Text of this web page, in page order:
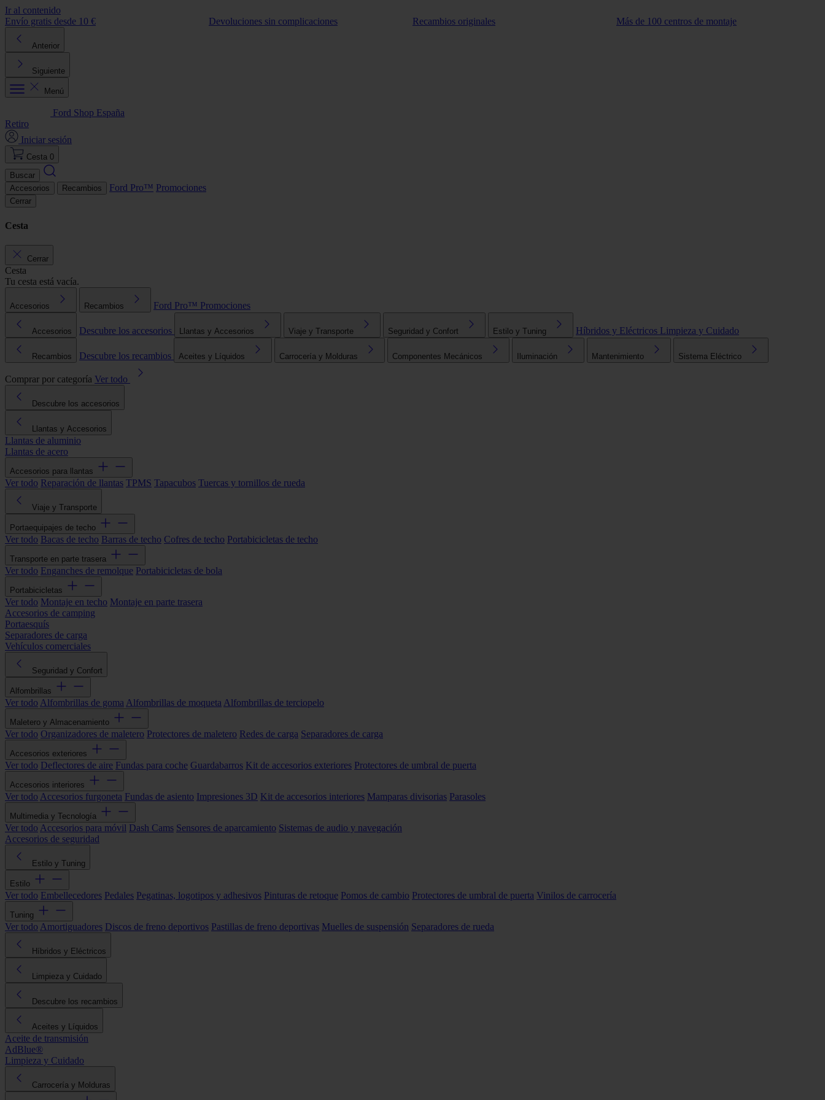
Ir al contenido
Envío gratis desde 10 €
Devoluciones sin complicaciones Recambios originales Más de 100 centros de montaje
Anterior
Siguiente
Menú
Ford Shop España
Retiro
Iniciar sesión
Cesta 0
Buscar
Accesorios
Recambios Ford Pro™ Promociones
Cerrar
Cesta
Cerrar
Cesta
Tu cesta está vacía.
Accesorios Recambios Ford Pro™ Promociones
Accesorios Descubre los accesorios Llantas y Accesorios Viaje y Transporte Seguridad y Confort Estilo y Tuning Híbridos y Eléctricos Limpieza y Cuidado
Recambios Descubre los recambios Aceites y Líquidos Carrocería y Molduras Componentes Mecánicos Iluminación Mantenimiento Sistema Eléctrico
Comprar por categoría Ver todo
Descubre los accesorios
Llantas y Accesorios
Llantas de aluminio
Llantas de acero
Accesorios para llantas
Ver todo Reparación de llantas TPMS Tapacubos Tuercas y tornillos de rueda
Viaje y Transporte
Portaequipajes de techo
Ver todo Bacas de techo Barras de techo Cofres de techo Portabicicletas de techo
Transporte en parte trasera
Ver todo Enganches de remolque Portabicicletas de bola
Portabicicletas
Ver todo Montaje en techo Montaje en parte trasera
Accesorios de camping
Portaesquís
Separadores de carga
Vehículos comerciales
Seguridad y Confort
Alfombrillas
Ver todo Alfombrillas de goma Alfombrillas de moqueta Alfombrillas de terciopelo
Maletero y Almacenamiento
Ver todo Organizadores de maletero Protectores de maletero Redes de carga Separadores de carga
Accesorios exteriores
Ver todo Deflectores de aire Fundas para coche Guardabarros Kit de accesorios exteriores Protectores de umbral de puerta
Accesorios interiores
Ver todo Accesorios furgoneta Fundas de asiento Impresiones 3D Kit de accesorios interiores Mamparas divisorias Parasoles
Multimedia y Tecnología
Ver todo Accesorios para móvil Dash Cams Sensores de aparcamiento Sistemas de audio y navegación
Accesorios de seguridad
Estilo y Tuning
Estilo
Ver todo Embellecedores Pedales Pegatinas, logotipos y adhesivos Pinturas de retoque Pomos de cambio Protectores de umbral de puerta Vinilos de carrocería
Tuning
Ver todo Amortiguadores Discos de freno deportivos Pastillas de freno deportivas Muelles de suspensión Separadores de rueda
Híbridos y Eléctricos
Limpieza y Cuidado
Descubre los recambios
Aceites y Líquidos
Aceite de transmisión
AdBlue®
Limpieza y Cuidado
Carrocería y Molduras